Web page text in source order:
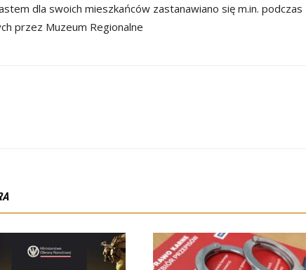
dla swoich mieszkańców zastanawiano się m.in. podczas
przez Muzeum Regionalne